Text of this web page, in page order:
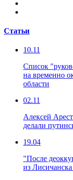
Статьи
10.11
Список
на временно
области
02.11
Алексей
делали
19.04
"После
из